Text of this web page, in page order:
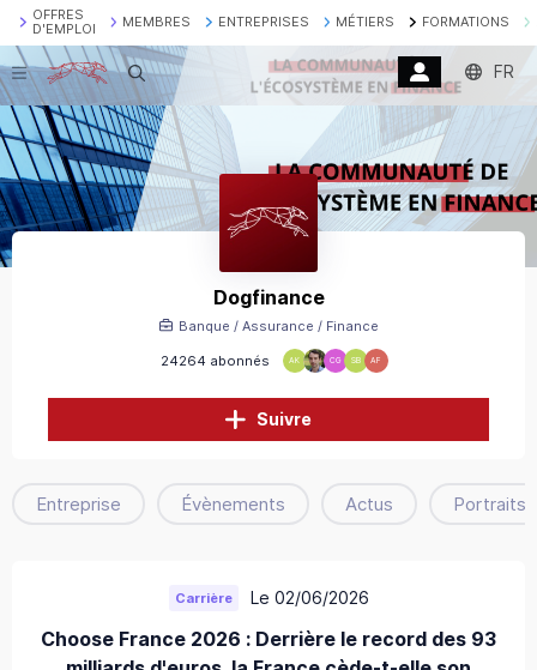
OFFRES
D'EMPLOI
MEMBRES ENTREPRISES MÉTIERS FORMATIONS
Recherche FR
Dogfinance
24264 abonnés AK CG SB AF
Banque / Assurance / Finance
Suivre
Entreprise Évènements Actus Portraits
Carrière Le 02/06/2026
Choose France 2026 : Derrière le record des 93